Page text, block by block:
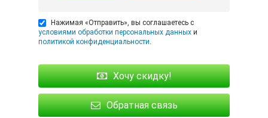
Нажимая «Отправить», вы соглашаетесь с
условиями обработки персональных данных и
политикой конфиденциальности.
Хочу скидку!
Обратная связь